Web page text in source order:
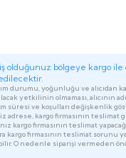
olduğunuz bölgeye kargo ile
durumu, yoğunluğu ve alıcıdan
yetkilinin olmaması, alıcının
süresi ve koşulları değişkenlik
adrese, kargo firmasının teslimat
kargo firmasının teslimat
kargo firmasının teslimat sorunu
O nedenle siparişi vermeden